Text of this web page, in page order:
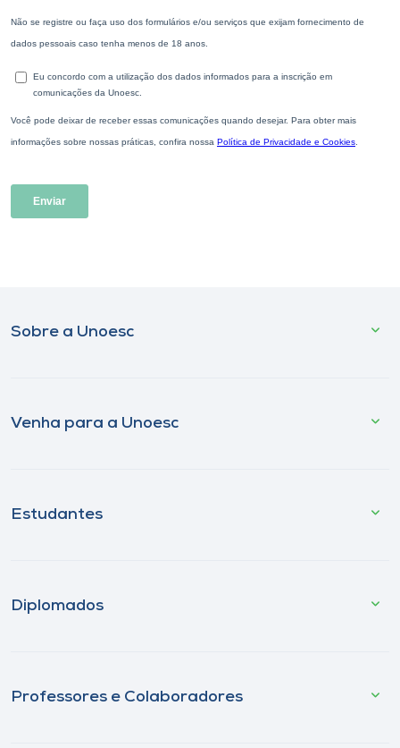
Sobre a Unoesc
Venha para a Unoesc
Estudantes
Diplomados
Professores e Colaboradores